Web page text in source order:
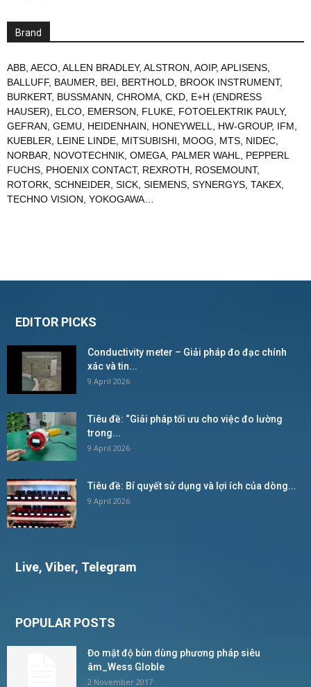
Brand
ABB AECO ALLEN BRADLEY, ALSTRON AOIP, APLISENS
BALLUFF, BAUMER BEI BERTHOLD BROOK INSTRUMENT,
BURKERT, BUSSMANN CHROMA CKD E+H (ENDRESS
HAUSER)
ELCO EMERSON FLUKE FOTOELEKTRIK PAULY,
GEFRAN GEMU HEIDENHAIN HONEYWELL HW-GROUP, IFM
KUEBLER
LEINE LINDE MITSUBISHI MOOG MTS NIDEC
NORBAR
NOVOTECHNIK OMEGA PALMER WAHL
PEPPERL
FUCHS PHOENIX CONTACT, REXROTH ROSEMOUNT,
ROTORK SCHNEIDER SICK SIEMENS SYNERGYS TAKEX
TECHNO VISION YOKOGAWA
EDITOR PICKS
Conductivity meter – Giải pháp đo đạc chính
xác và tin...
9 April 2026
Tiêu đề: “Giải pháp tối ưu cho việc đo lường
trong...
9 April 2026
Tiêu đề: Bí quyết sử dụng và lợi ích của dòng...
9 April 2026
Live, Viber, Telegram
POPULAR POSTS
Đo mật độ bùn dùng phương pháp siêu
âm_Wess Globle
2 November 2017